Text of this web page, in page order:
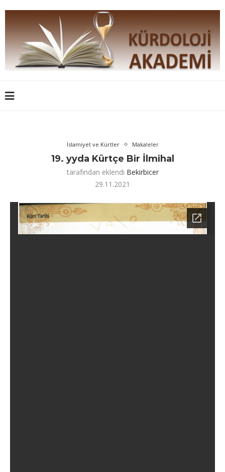
İslamiyet ve Kürtler Makaleler
19. yyda Kürtçe Bir İlmihal
tarafından eklendi Bekirbicer
29.11.2021